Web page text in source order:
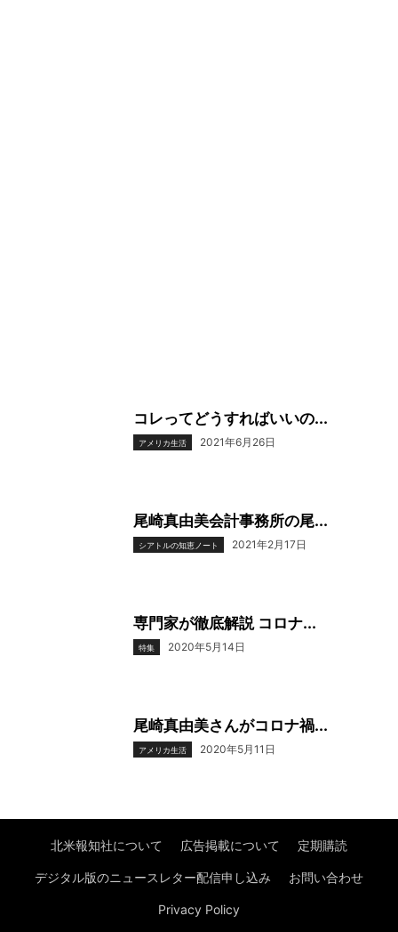
コレってどうすればいいの...
アメリカ生活 2021年6月26日
尾崎真由美会計事務所の尾...
シアトルの知恵ノート 2021年2月17日
専門家が徹底解説 コロナ...
特集 2020年5月14日
尾崎真由美さんがコロナ禍...
アメリカ生活 2020年5月11日
北米報知社について 広告掲載について 定期購読
デジタル版のニュースレター配信申し込み お問い合わせ
Privacy Policy